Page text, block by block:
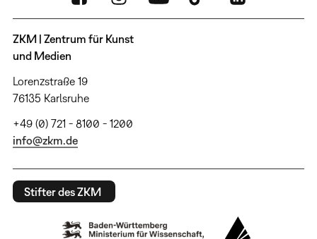
ZKM | Zentrum für Kunst
und Medien
Lorenzstraße 19
76135 Karlsruhe
+49 (0) 721 - 8100 - 1200
info@zkm.de
Stifter des ZKM